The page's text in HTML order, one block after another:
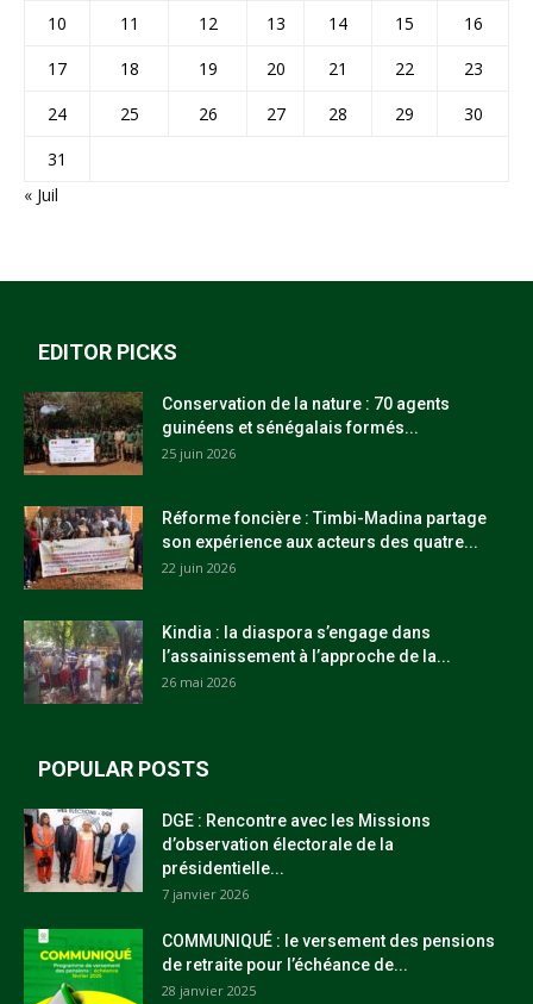
10
11 12 13 14 15
16
17
18 19 20 21 22
23
24
25 26 27 28 29
30
31
« Juil
EDITOR PICKS
Conservation de la nature : 70 agents
guinéens et sénégalais formés...
25 juin 2026
Réforme foncière : Timbi-Madina partage
son expérience aux acteurs des quatre...
22 juin 2026
Kindia : la diaspora s’engage dans
l’assainissement à l’approche de la...
26 mai 2026
POPULAR POSTS
DGE : Rencontre avec les Missions
d’observation électorale de la
présidentielle...
7 janvier 2026
COMMUNIQUÉ : le versement des pensions
de retraite pour l’échéance de...
28 janvier 2025